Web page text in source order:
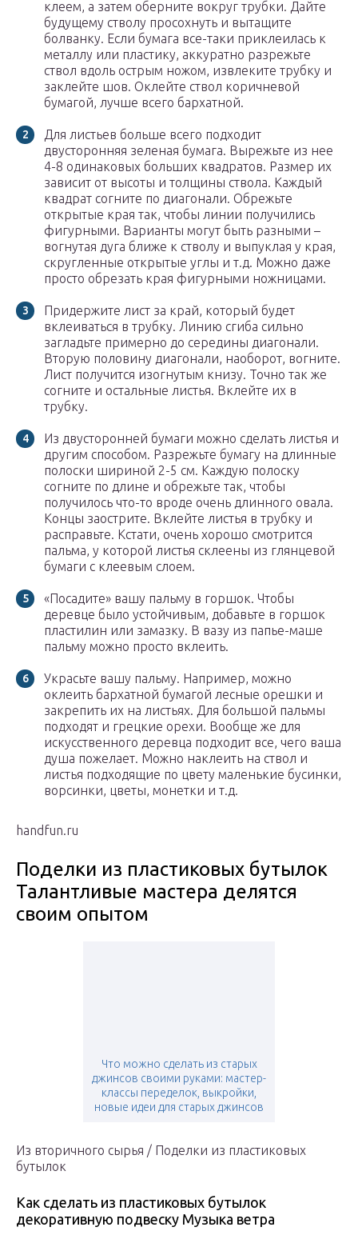
клеем, а затем оберните вокруг трубки. Дайте
будущему стволу просохнуть и вытащите
болванку. Если бумага все-таки приклеилась к
металлу или пластику, аккуратно разрежьте
ствол вдоль острым ножом, извлеките трубку и
заклейте шов. Оклейте ствол коричневой
бумагой, лучше всего бархатной.
Для листьев больше всего подходит
двусторонняя зеленая бумага. Вырежьте из нее
4-8 одинаковых больших квадратов. Размер их
зависит от высоты и толщины ствола. Каждый
квадрат согните по диагонали. Обрежьте
открытые края так, чтобы линии получились
фигурными. Варианты могут быть разными –
вогнутая дуга ближе к стволу и выпуклая у края,
скругленные открытые углы и т.д. Можно даже
просто обрезать края фигурными ножницами.
Придержите лист за край, который будет
вклеиваться в трубку. Линию сгиба сильно
загладьте примерно до середины диагонали.
Вторую половину диагонали, наоборот, вогните.
Лист получится изогнутым книзу. Точно так же
согните и остальные листья. Вклейте их в
трубку.
Из двусторонней бумаги можно сделать листья и
другим способом. Разрежьте бумагу на длинные
полоски шириной 2-5 см. Каждую полоску
согните по длине и обрежьте так, чтобы
получилось что-то вроде очень длинного овала.
Концы заострите. Вклейте листья в трубку и
расправьте. Кстати, очень хорошо смотрится
пальма, у которой листья склеены из глянцевой
бумаги с клеевым слоем.
«Посадите» вашу пальму в горшок. Чтобы
деревце было устойчивым, добавьте в горшок
пластилин или замазку. В вазу из папье-маше
пальму можно просто вклеить.
Украсьте вашу пальму. Например, можно
оклеить бархатной бумагой лесные орешки и
закрепить их на листьях. Для большой пальмы
подходят и грецкие орехи. Вообще же для
искусственного деревца подходит все, чего ваша
душа пожелает. Можно наклеить на ствол и
листья подходящие по цвету маленькие бусинки,
ворсинки, цветы, монетки и т.д.
handfun.ru
Поделки из пластиковых бутылок
Талантливые мастера делятся
своим опытом
Что можно сделать из старых
джинсов своими руками: мастер-
классы переделок, выкройки,
новые идеи для старых джинсов
Из вторичного сырья / Поделки из пластиковых
бутылок
Как сделать из пластиковых бутылок
декоративную подвеску Музыка ветра